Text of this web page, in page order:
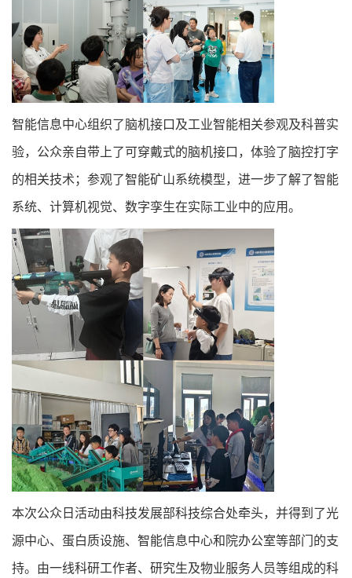
智能信息中心组织了脑机接口及工业智能相关参观及科普实
验，公众亲自带上了可穿戴式的脑机接口，体验了脑控打字
的相关技术；参观了智能矿山系统模型，进一步了解了智能
系统、计算机视觉、数字孪生在实际工业中的应用。
本次公众日活动由科技发展部科技综合处牵头，并得到了光
源中心、蛋白质设施、智能信息中心和院办公室等部门的支
持。由一线科研工作者、研究生及物业服务人员等组成的科